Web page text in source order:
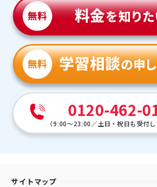
0120-462-
（9:00～23:00 ／土日・祝日も受付
サイトマップ